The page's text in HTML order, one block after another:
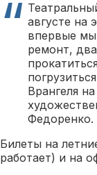
августе на
впервые мы
ремонт,
Врангеля
Федоренко.
Билеты на
работает) и на